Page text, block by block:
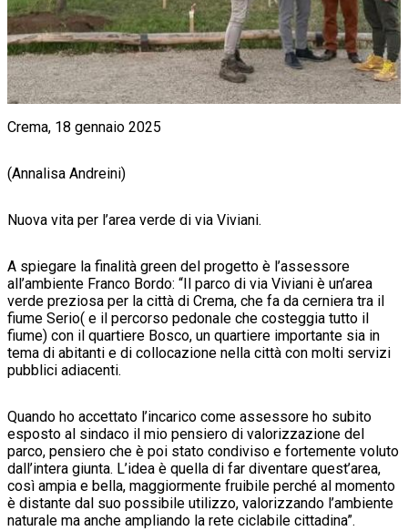
Crema, 18 gennaio 2025
(Annalisa Andreini)
Nuova vita per l’area verde di via Viviani.
A spiegare la finalità green del progetto è l’assessore
all’ambiente Franco Bordo: “Il parco di via Viviani è un’area
verde preziosa per la città di Crema, che fa da cerniera tra il
fiume Serio( e il percorso pedonale che costeggia tutto il
fiume) con il quartiere Bosco, un quartiere importante sia in
tema di abitanti e di collocazione nella città con molti servizi
pubblici adiacenti.
Quando ho accettato l’incarico come assessore ho subito
esposto al sindaco il mio pensiero di valorizzazione del
parco, pensiero che è poi stato condiviso e fortemente voluto
dall’intera giunta. L’idea è quella di far diventare quest’area,
così ampia e bella, maggiormente fruibile perché al momento
è distante dal suo possibile utilizzo, valorizzando l’ambiente
naturale ma anche ampliando la rete ciclabile cittadina”.